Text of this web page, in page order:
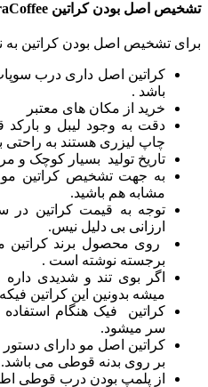
تشخیص اصل بودن کراتین Beox KeraCoffee
برای تشخیص اصل بودن کراتین به
کراتین اصل داری درب
باشد .
خرید از مکان های معتبر
دقت به وجود لیبل و بارکد
چاپ لیزری هستند به راحتی
تاریخ تولید بسیار کوچک و
به جهت تشخیص کراتین
مشابه هم باشید.
توجه به قیمت کراتین در
ارزانی بی دلیل نیس.
برجسته نوشته است .
اگر بوی تند و شدیدی
میشه بدونین این کراتین
کراتین فیک هنگام
سر میشود.
کراتین اصل مو دارای
بر روی بدنه قوطی می باشد.
از پلمپ بودن درب قوطی